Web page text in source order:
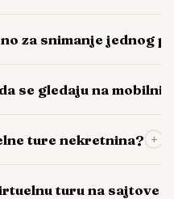
za snimanje jednog
se gledaju na
ture nekretnina? +
turu na sajtove